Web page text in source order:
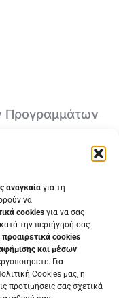
αναγκαία για τη
να
cookies για να σας
την περιήγησή σας
προαιρετικά cookies
και μέσων
Για
Cookies μας, η
προτιμήσεις σας σχετικά
Προγραμμάτων